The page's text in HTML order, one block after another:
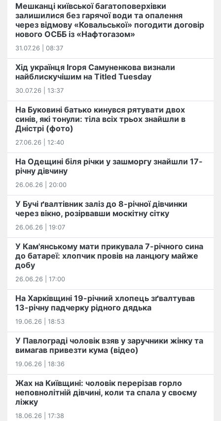
Мешканці київської багатоповерхівки
залишилися без гарячої води та опалення
через відмову «Ковальської» погодити договір
нового ОСББ із «Нафтогазом»
31.07.26 | 08:37
Хід українця Ігоря Самуненкова визнали
найблискучішим на Titled Tuesday
30.07.26 | 13:37
На Буковині батько кинувся рятувати двох
синів, які тонули: тіла всіх трьох знайшли в
Дністрі (фото)
27.06.26 | 12:40
На Одещині біля річки у зашморгу знайшли 17-
річну дівчину
26.06.26 | 20:00
У Бучі ґвалтівник заліз до 8-річної дівчинки
через вікно, розірвавши москітну сітку
26.06.26 | 19:07
У Кам'янському мати прикувала 7-річного сина
до батареї: хлопчик провів на ланцюгу майже
добу
26.06.26 | 17:00
На Харківщині 19-річний хлопець​ ️зґвалтував
13-річну падчерку рідного дядька
19.06.26 | 18:53
У Павлограді чоловік взяв у заручники жінку та
вимагав привезти кума (відео)
19.06.26 | 18:36
Жах на Київщині: чоловік перерізав горло
неповнолітній дівчині, коли та спала у своєму
ліжку
18.06.26 | 17:38